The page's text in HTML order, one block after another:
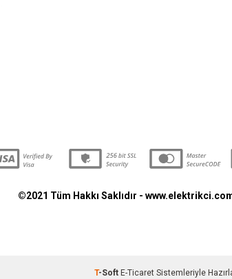
©2021 Tüm Hakkı Saklıdır -
T-Soft E-Ticaret Sistemleriyle